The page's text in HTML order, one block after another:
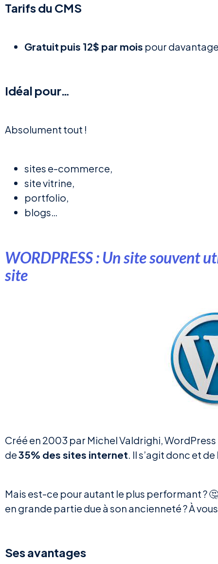
Tarifs du CMS
Gratuit puis 12$ par mois pour
Idéal pour…
Absolument tout !
sites e-commerce,
site vitrine,
portfolio,
blogs…
WORDPRESS : Un site souvent
site
Créé en 2003 par Michel Valdrighi,
de35% des sites internet. Il s’agit donc et
Mais est-ce pour autant le plus performant ?
en grande partie due à son ancienneté ? À
Ses avantages